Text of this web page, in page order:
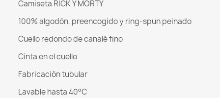
Camiseta RICK Y MORTY
100% algodón, preencogido y ring-spun peinado
Cuello redondo de canalé fino
Cinta en el cuello
Fabricación tubular
Lavable hasta 40°C